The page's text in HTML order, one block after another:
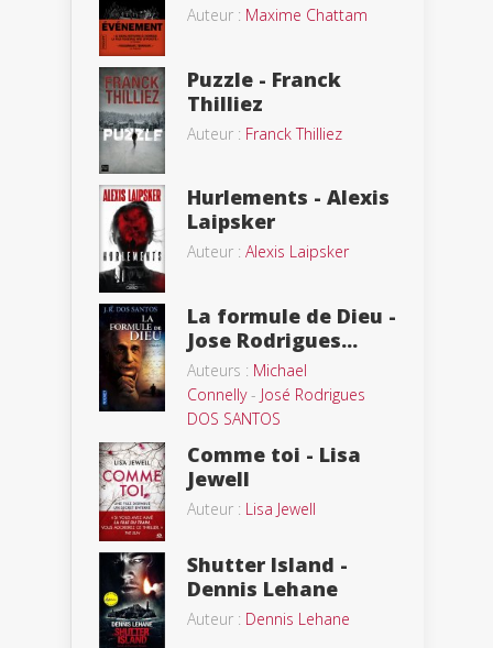
Auteur : Maxime Chattam
Puzzle - Franck
Thilliez
Auteur : Franck Thilliez
Hurlements - Alexis
Laipsker
Auteur : Alexis Laipsker
La formule de Dieu -
Jose Rodrigues...
Auteurs : Michael
Connelly- José Rodrigues
DOS SANTOS
Comme toi - Lisa
Jewell
Auteur : Lisa Jewell
Shutter Island -
Dennis Lehane
Auteur : Dennis Lehane